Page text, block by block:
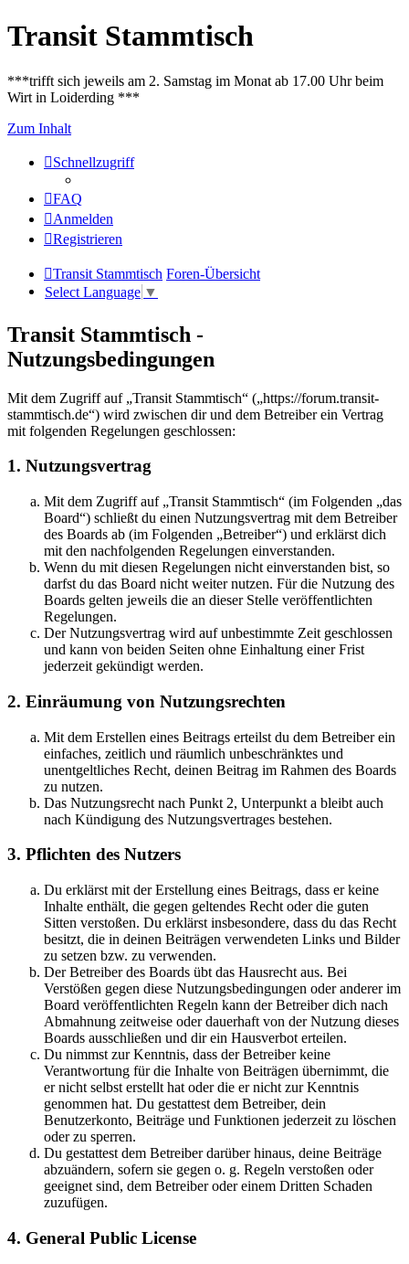
Transit Stammtisch
***trifft sich jeweils am 2. Samstag im Monat ab 17.00 Uhr beim
Wirt in Loiderding ***
Zum Inhalt
Schnellzugriff
FAQ
Anmelden
Registrieren
Transit Stammtisch Foren-Übersicht
Select Language ▼
Transit Stammtisch -
Nutzungsbedingungen
Mit dem Zugriff auf „Transit Stammtisch“ („https://forum.transit-
stammtisch.de“) wird zwischen dir und dem Betreiber ein Vertrag
mit folgenden Regelungen geschlossen:
1. Nutzungsvertrag
Mit dem Zugriff auf „Transit Stammtisch“ (im Folgenden „das
Board“) schließt du einen Nutzungsvertrag mit dem Betreiber
des Boards ab (im Folgenden „Betreiber“) und erklärst dich
mit den nachfolgenden Regelungen einverstanden.
Wenn du mit diesen Regelungen nicht einverstanden bist, so
darfst du das Board nicht weiter nutzen. Für die Nutzung des
Boards gelten jeweils die an dieser Stelle veröffentlichten
Regelungen.
Der Nutzungsvertrag wird auf unbestimmte Zeit geschlossen
und kann von beiden Seiten ohne Einhaltung einer Frist
jederzeit gekündigt werden.
2. Einräumung von Nutzungsrechten
Mit dem Erstellen eines Beitrags erteilst du dem Betreiber ein
einfaches, zeitlich und räumlich unbeschränktes und
unentgeltliches Recht, deinen Beitrag im Rahmen des Boards
zu nutzen.
Das Nutzungsrecht nach Punkt 2, Unterpunkt a bleibt auch
nach Kündigung des Nutzungsvertrages bestehen.
3. Pflichten des Nutzers
Du erklärst mit der Erstellung eines Beitrags, dass er keine
Inhalte enthält, die gegen geltendes Recht oder die guten
Sitten verstoßen. Du erklärst insbesondere, dass du das Recht
besitzt, die in deinen Beiträgen verwendeten Links und Bilder
zu setzen bzw. zu verwenden.
Der Betreiber des Boards übt das Hausrecht aus. Bei
Verstößen gegen diese Nutzungsbedingungen oder anderer im
Board veröffentlichten Regeln kann der Betreiber dich nach
Abmahnung zeitweise oder dauerhaft von der Nutzung dieses
Boards ausschließen und dir ein Hausverbot erteilen.
Du nimmst zur Kenntnis, dass der Betreiber keine
Verantwortung für die Inhalte von Beiträgen übernimmt, die
er nicht selbst erstellt hat oder die er nicht zur Kenntnis
genommen hat. Du gestattest dem Betreiber, dein
Benutzerkonto, Beiträge und Funktionen jederzeit zu löschen
oder zu sperren.
Du gestattest dem Betreiber darüber hinaus, deine Beiträge
abzuändern, sofern sie gegen o. g. Regeln verstoßen oder
geeignet sind, dem Betreiber oder einem Dritten Schaden
zuzufügen.
4. General Public License